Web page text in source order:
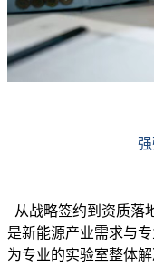
从战略签约到资质落
是新能源产业需求与
为专业的实验室整体